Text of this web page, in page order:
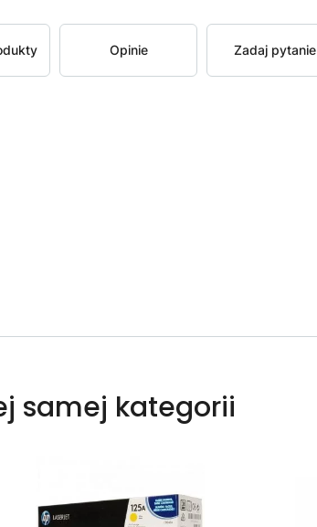
Opinie Zadaj pytanie
samej kategorii